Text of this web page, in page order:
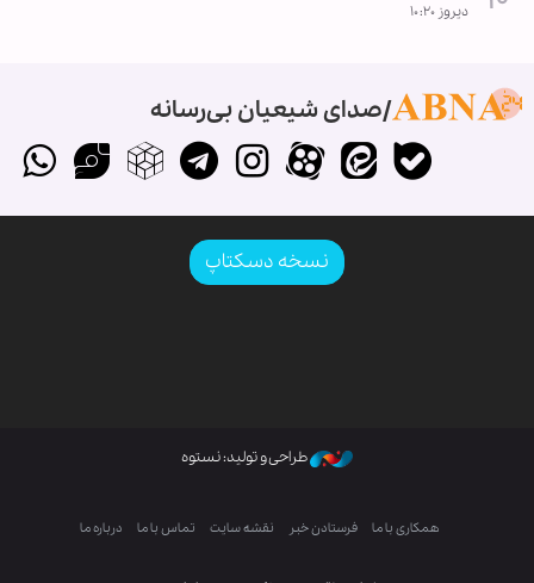
دیروز ۱۰:۲۰
صدای شیعیان بی‌رسانه
نسخه دسکتاپ
طراحی و تولید: نستوه
همکاری با ما فرستادن خبر نقشه سایت تماس با ما درباره ما